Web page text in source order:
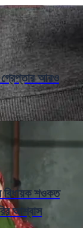
গ্রেপ্তার আরও
বিধায়ক শওকত
আশ্বাস